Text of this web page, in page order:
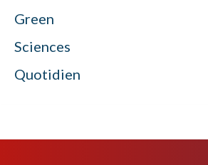
Green
Sciences
Quotidien